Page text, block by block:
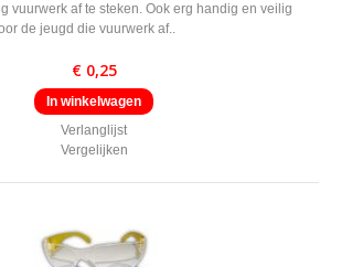
vuurwerk af te steken. Ook erg handig en veilig
de jeugd die vuurwerk af..
€ 0,25
In winkelwagen
Verlanglijst
Vergelijken